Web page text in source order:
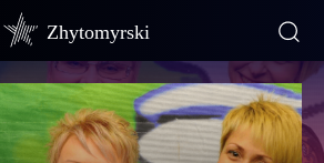
Zhytomyrski